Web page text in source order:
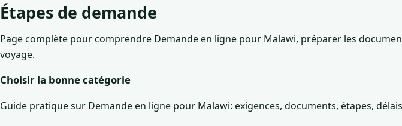
Étapes de demande
Page complète pour comprendre Demande en ligne pour Malawi, préparer les
voyage.
Choisir la bonne catégorie
Guide pratique sur Demande en ligne pour Malawi: exigences, documents, étapes,